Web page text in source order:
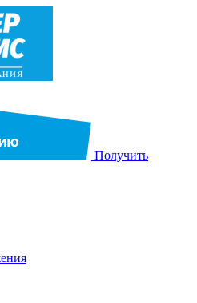
Получить